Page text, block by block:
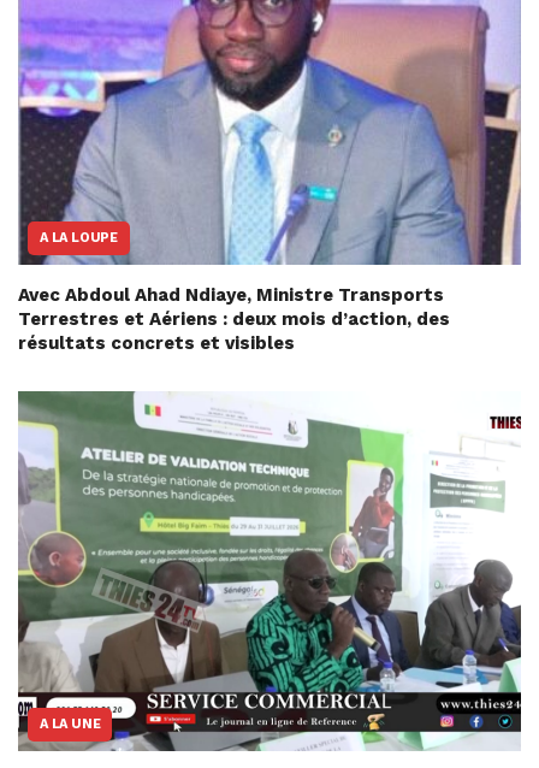
A LA LOUPE
Avec Abdoul Ahad Ndiaye, Ministre Transports
Terrestres et Aériens : deux mois d’action, des
résultats concrets et visibles
A LA UNE